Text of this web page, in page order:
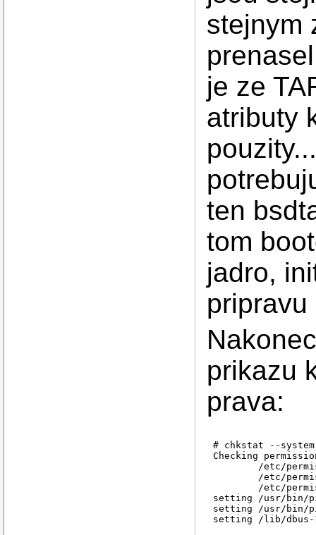
stejnym
je ze
atributy
ten
tom
jadro,
prikazu
prava:
# chkstat --system
Checking
/etc/
/etc/
/etc/
setting /usr/bin/
setting /usr/bin/